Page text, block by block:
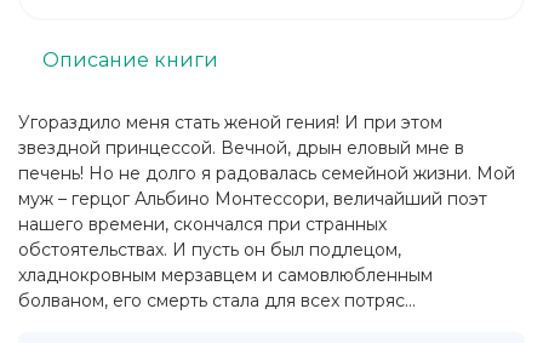
Угораздило меня стать женой гения! И при этом
звездной принцессой. Вечной, дрын еловый мне в
печень! Но не долго я радовалась семейной жизни. Мой
муж – герцог Альбино Монтессори, величайший поэт
нашего времени, скончался при странных
обстоятельствах. И пусть он был подлецом,
хладнокровным мерзавцем и самовлюбленным
болваном, его смерть стала для всех потряс...
Описание книги